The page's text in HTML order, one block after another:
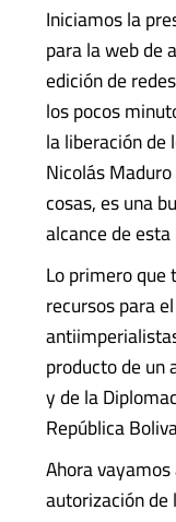
Iniciamos la
para la web de
edición de
los pocos
la liberación de
Nicolás
cosas, es una
alcance de
Lo primero
recursos para
producto de un
y de la
República
Ahora
autorización de